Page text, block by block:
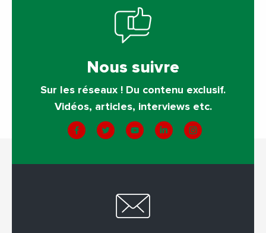
Nous suivre
Sur les réseaux ! Du contenu exclusif.
Vidéos, articles, interviews etc.